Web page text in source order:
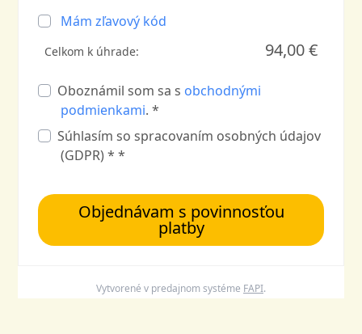
Mám zľavový kód
Celkom k úhrade: 94,00 €
Oboznámil som sa s obchodnými
podmienkami. *
Súhlasím so spracovaním osobných údajov
(GDPR) * *
Objednávam s povinnosťou
platby
Vytvorené v predajnom systéme FAPI.